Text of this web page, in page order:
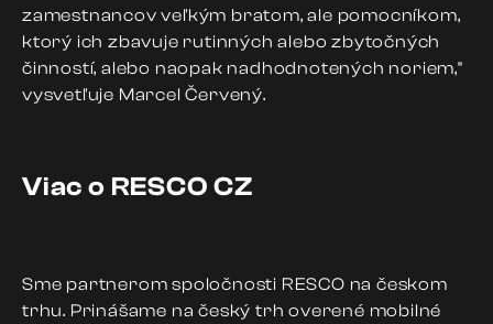
zamestnancov veľkým bratom, ale pomocníkom,
ktorý ich zbavuje rutinných alebo zbytočných
činností, alebo naopak nadhodnotených noriem,"
vysvetľuje Marcel Červený.
Viac o RESCO CZ
Sme partnerom spoločnosti RESCO na českom
trhu. Prinášame na český trh overené mobilné